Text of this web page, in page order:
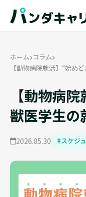
ホーム コラム
【動物病院就活】“始め
【動物病
獣医学生の
2026.05.30 #スケジ